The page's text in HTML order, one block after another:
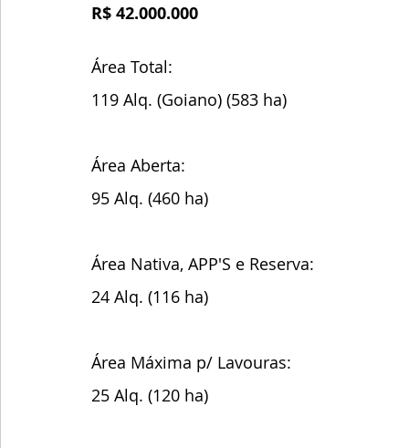
R$ 42.000.000
Área Total:
119 Alq. (Goiano) (583 ha)
Área Aberta:
95 Alq. (460 ha)
Área Nativa, APP'S e Reserva:
24 Alq. (116 ha)
Área Máxima p/ Lavouras:
25 Alq. (120 ha)